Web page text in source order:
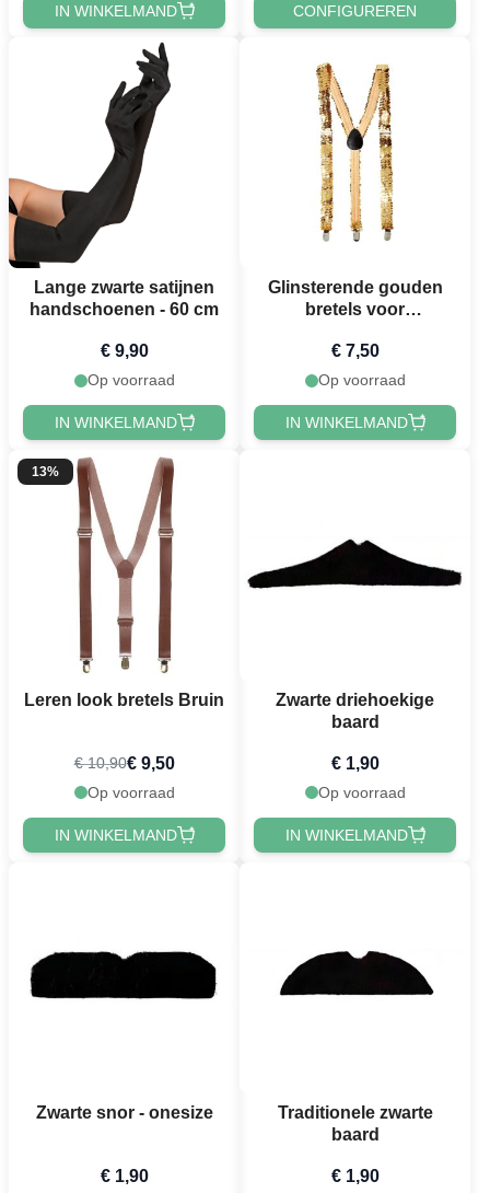
IN WINKELMAND CONFIGUREREN
Lange zwarte satijnen
handschoenen - 60 cm
€ 9,90
Op voorraad
IN WINKELMAND
Glinsterende gouden
bretels voor
€ 7,50
Op voorraad
IN WINKELMAND
13%
Leren look bretels Bruin
€ 10,90€ 9,50
Op voorraad
IN WINKELMAND
Zwarte driehoekige
baard
€ 1,90
Op voorraad
IN WINKELMAND
Zwarte snor - onesize
€ 1,90
Traditionele zwarte
baard
€ 1,90